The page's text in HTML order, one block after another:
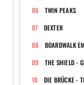
TWIN PEAKS
DEXTER
BOARDWALK
THE SHIELD -
DIE BRÜCKE -